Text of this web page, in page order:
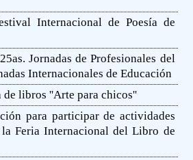
Internacional de Poesía de
Jornadas de Profesionales del
Internacionales de Educación
libros ''Arte para chicos''
para participar de actividades
la Feria Internacional del Libro de